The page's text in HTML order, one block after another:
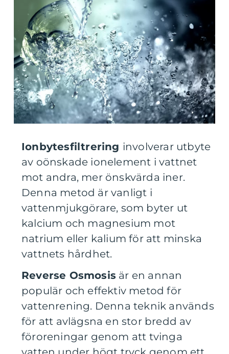
Ionbytesfiltrering involverar utbyte
av oönskade ionelement i vattnet
mot andra, mer önskvärda iner.
Denna metod är vanligt i
vattenmjukgörare, som byter ut
kalcium och magnesium mot
natrium eller kalium för att minska
vattnets hårdhet.
Reverse Osmosis är en annan
populär och effektiv metod för
vattenrening. Denna teknik används
för att avlägsna en stor bredd av
föroreningar genom att tvinga